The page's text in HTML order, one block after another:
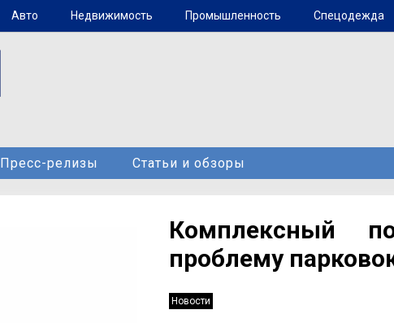
Авто Недвижимость Промышленность Спецодежда
Пресс-релизы Статьи и обзоры
Комплексный
проблему
Новости